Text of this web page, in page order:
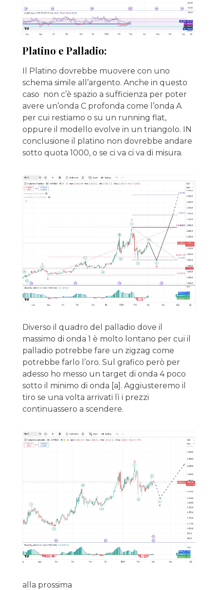
Platino e Palladio:
Il Platino dovrebbe muovere con uno
schema simile all’argento. Anche in questo
caso non c’è spazio a sufficienza per poter
avere un’onda C profonda come l’onda A
per cui restiamo o su un running flat,
oppure il modello evolve in un triangolo. IN
conclusione il platino non dovrebbe andare
sotto quota 1000, o se ci va ci va di misura.
Diverso il quadro del palladio dove il
massimo di onda 1 è molto lontano per cui il
palladio potrebbe fare un zigzag come
potrebbe farlo l’oro. Sul grafico però per
adesso ho messo un target di onda 4 poco
sotto il minimo di onda [a]. Aggiusteremo il
tiro se una volta arrivati lì i prezzi
continuassero a scendere.
alla prossima